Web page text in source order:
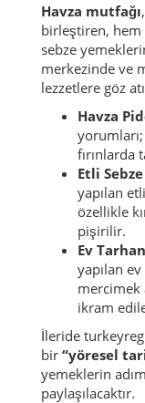
Havza mutfağı
birleştiren,
sebze
merkezinde ve
lezzetlere göz
Havza
yorumları;
fırınlarda
Etli
yapılan
özellikle
pişirilir.
Ev
yapılan
mercimek
ikram
İleride
bir “yöresel
yemeklerin
paylaşılacaktır.